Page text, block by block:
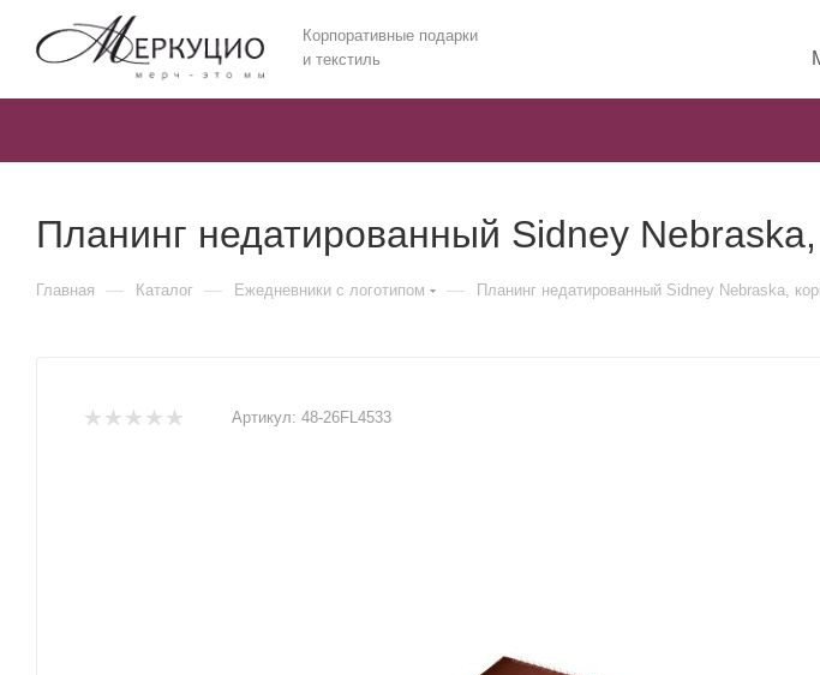
Корпоративные подарки
и текстиль
Планинг недатированный Sidney
Главная — Каталог — Ежедневники c логотипом — Планинг недатированный Sidney Nebraska,
Артикул: 48-26FL4533